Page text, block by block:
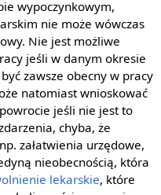
wypoczynkowym,
nie może wówczas
Nie jest możliwe
jeśli w danym okresie
zawsze obecny w pracy
natomiast wnioskować
jeśli nie jest to
chyba, że
załatwienia urzędowe,
nieobecnością, która
lekarskie, które